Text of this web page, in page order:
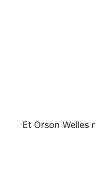
Et Orson Welles